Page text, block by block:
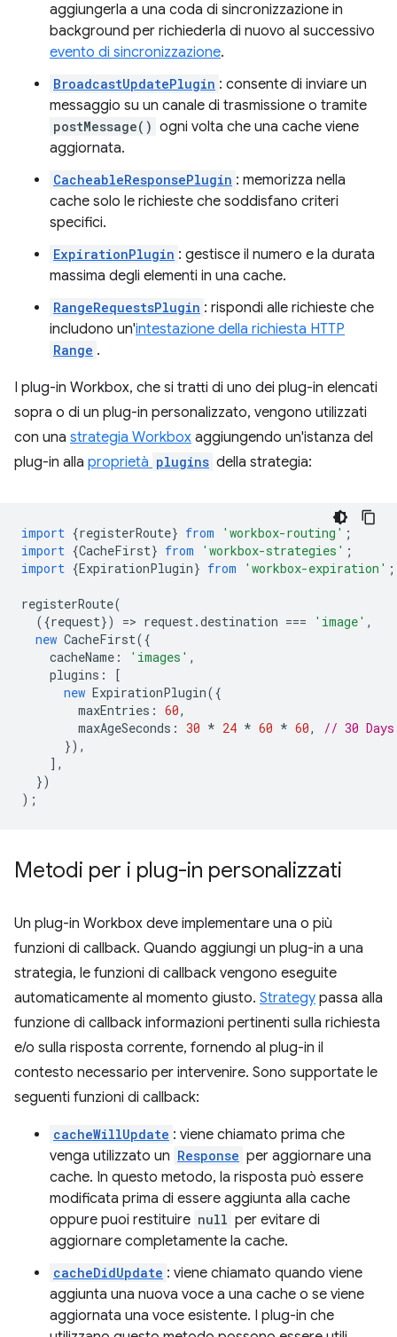
aggiungerla a una coda di sincronizzazione in
background per richiederla di nuovo al successivo
evento di sincronizzazione.
BroadcastUpdatePlugin : consente di inviare un
messaggio su un canale di trasmissione o tramite
postMessage() ogni volta che una cache viene
aggiornata.
CacheableResponsePlugin : memorizza nella
cache solo le richieste che soddisfano criteri
specifici.
ExpirationPlugin : gestisce il numero e la durata
massima degli elementi in una cache.
RangeRequestsPlugin : rispondi alle richieste che
includono un'intestazione della richiesta HTTP
Range .
I plug-in Workbox, che si tratti di uno dei plug-in elencati
sopra o di un plug-in personalizzato, vengono utilizzati
con una strategia Workbox aggiungendo un'istanza del
plug-in alla proprietà plugins della strategia:
import {registerRoute} from 'workbox-routing' ;
import {CacheFirst} from 'workbox-strategies' ;
import {ExpirationPlugin} from 'workbox-expiration' ;
registerRoute(
({request}) => request.destination === 'image' ,
new CacheFirst({
cacheName : 'images' ,
plugins :
[
new ExpirationPlugin({
maxEntries : 60,
maxAgeSeconds : 30 * 24 * 60 * 60,
// 30 Days
}),
],
})
);
Metodi per i plug-in personalizzati
Un plug-in Workbox deve implementare una o più
funzioni di callback. Quando aggiungi un plug-in a una
strategia, le funzioni di callback vengono eseguite
automaticamente al momento giusto. Strategy passa alla
funzione di callback informazioni pertinenti sulla richiesta
e/o sulla risposta corrente, fornendo al plug-in il
contesto necessario per intervenire. Sono supportate le
seguenti funzioni di callback:
cacheWillUpdate : viene chiamato prima che
venga utilizzato un Response per aggiornare una
cache. In questo metodo, la risposta può essere
modificata prima di essere aggiunta alla cache
oppure puoi restituire null per evitare di
aggiornare completamente la cache.
cacheDidUpdate : viene chiamato quando viene
aggiunta una nuova voce a una cache o se viene
aggiornata una voce esistente. I plug-in che